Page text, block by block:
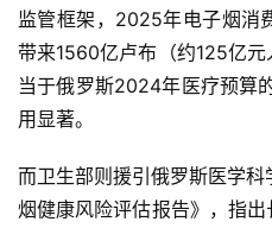
监管框架，2025年电子烟消
带来1560亿卢布（约125亿
当于俄罗斯2024年医疗预算
用显著。
而卫生部则援引俄罗斯医学
烟健康风险评估报告》，指